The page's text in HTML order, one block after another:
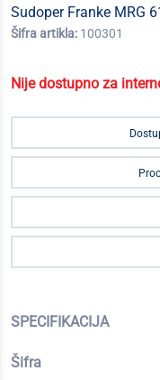
Sudoper Franke MRG
Šifra artikla: 100301
Nije dostupno za
SPECIFIKACIJA
Šifra